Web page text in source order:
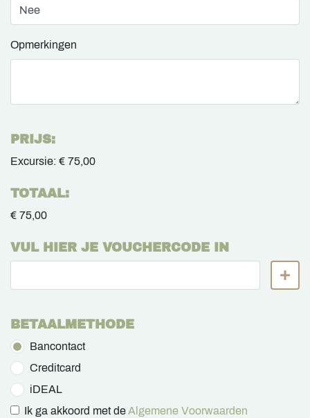
Opmerkingen
PRIJS:
Excursie: € 75,00
TOTAAL:
€ 75,00
VUL HIER JE VOUCHERCODE IN
BETAALMETHODE
iDEAL
Bancontact
Creditcard
Ik ga akkoord met deAlgemene Voorwaarden